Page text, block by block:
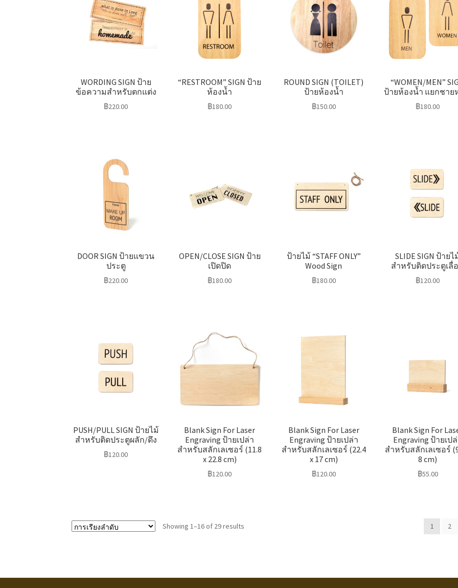
WORDING SIGN ป้าย
ข้อความสำหรับตกแต่ง
฿220.00
“RESTROOM” SIGN ป้าย
ห้องน้ำ
฿180.00
ROUND SIGN (TOILET)
ป้ายห้องน้ำ
฿150.00
“WOMEN/MEN”
ป้ายห้องน้ำ แยกชา
฿180.00
DOOR SIGN ป้ายแขวน
ประตู
฿220.00
OPEN/CLOSE SIGN ป้าย
เปิดปิด
฿180.00
ป้ายไม้ “STAFF ONLY”
Wood Sign
฿180.00
SLIDE SIGN ป้ายไ
สำหรับติดประตูเลื่
฿120.00
PUSH/PULL SIGN ป้ายไม้
สำหรับติดประตูผลัก/ดึง
฿120.00
Blank Sign For Laser
Engraving ป้ายเปล่า
สำหรับสลักเลเซอร์ (11.8
x 22.8 cm)
฿120.00
Blank Sign For Laser
Engraving ป้ายเปล่า
สำหรับสลักเลเซอร์ (22.4
x 17 cm)
฿120.00
Blank Sign For
Engraving ป้ายเป
สำหรับสลักเลเซอร์
8 cm)
฿55.00
Showing 1–16 of 29 results 1 2